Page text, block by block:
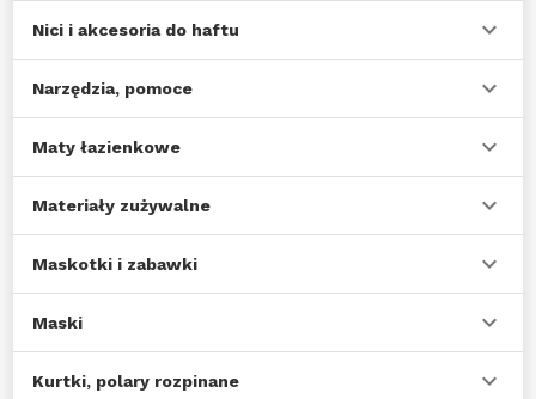
Nici i akcesoria do haftu
Narzędzia, pomoce
Maty łazienkowe
Materiały zużywalne
Maskotki i zabawki
Maski
Kurtki, polary rozpinane